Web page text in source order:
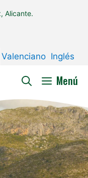
Alicante.
Valenciano Inglés
Menú